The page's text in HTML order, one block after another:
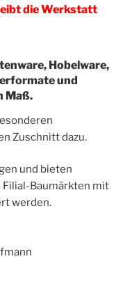
die Werkstatt
Hobelware,
und
Maß.
Zuschnitt dazu.
und bieten
Filial-Baumärkten mit
werden.